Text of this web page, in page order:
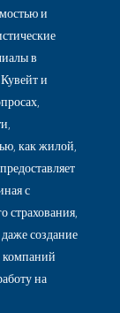
и
в
и
как жилой,
с
страхования,
создание
на